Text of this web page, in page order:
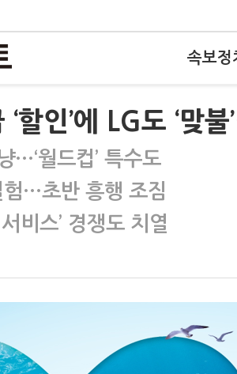
속보정
할인’에 LG도 ‘맞
…‘월드컵’ 특수도
험…초반 흥행 조짐
비스’ 경쟁도 치열